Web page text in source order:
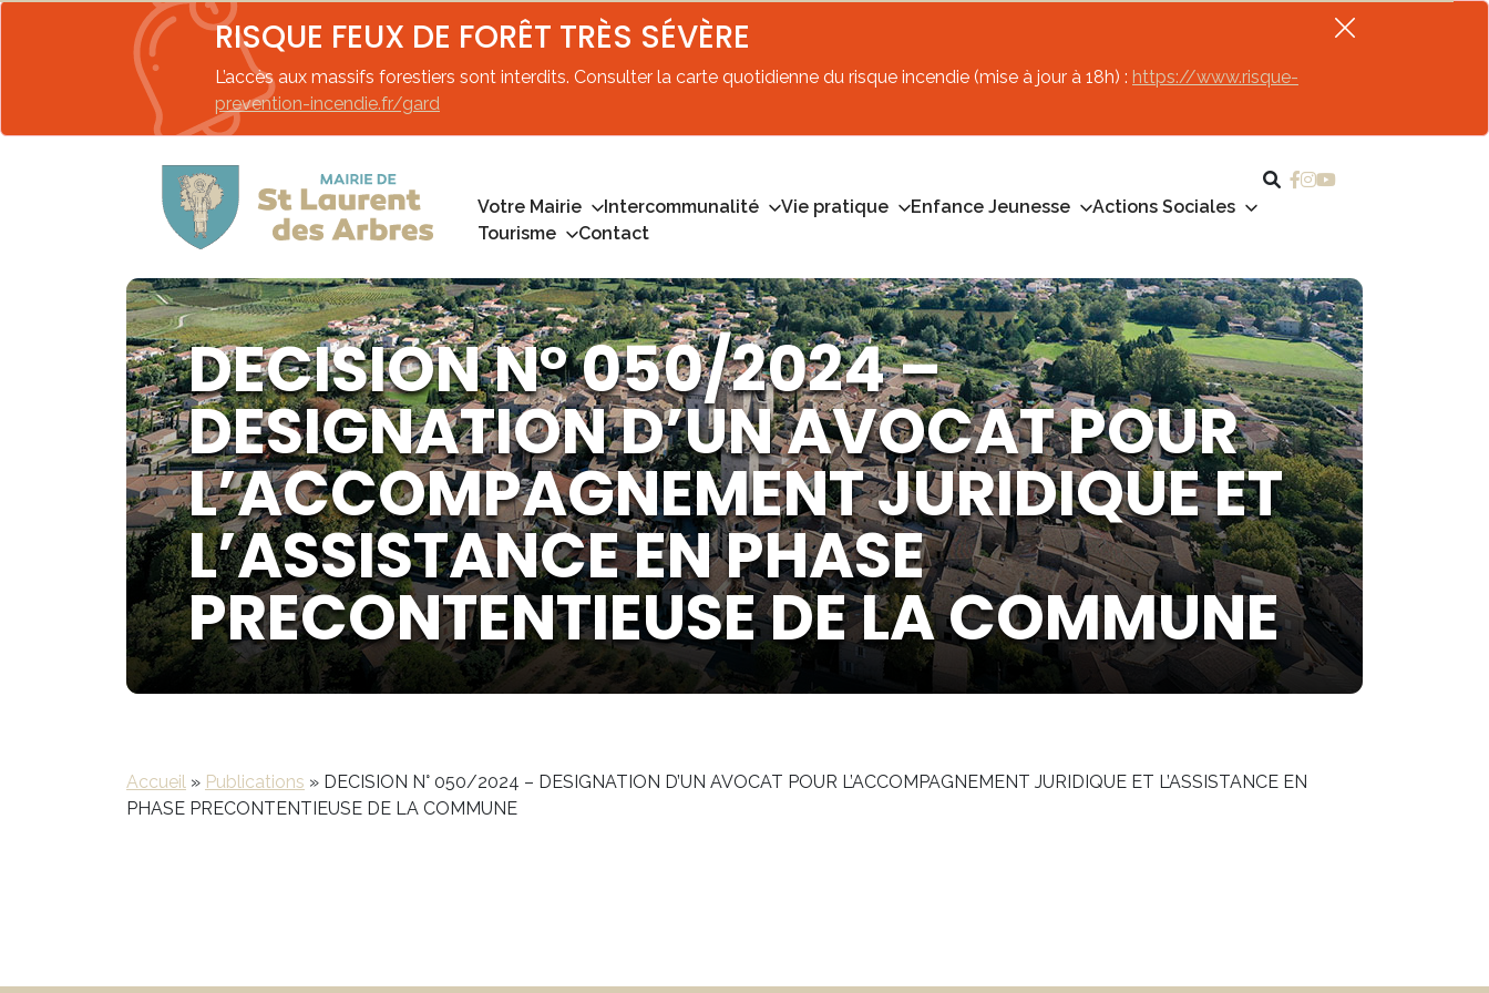
RISQUE FEUX DE FORÊT TRÈS SÉVÈRE
L’accès aux massifs forestiers sont interdits. Consulter la carte quotidienne du risque incendie (mise à jour à 18h) : https://www.risque-
prevention-incendie.fr/gard
Votre Mairie Intercommunalité Vie pratique Enfance Jeunesse
Actions Sociales
Tourisme
Contact
DECISION N° 050/2024 –
DESIGNATION D’UN AVOCAT POUR
L’ACCOMPAGNEMENT JURIDIQUE ET
L’ASSISTANCE EN PHASE
PRECONTENTIEUSE DE LA COMMUNE
Accueil » Publications » DECISION N° 050/2024 – DESIGNATION D’UN AVOCAT POUR L’ACCOMPAGNEMENT JURIDIQUE ET L’ASSISTANCE EN
PHASE PRECONTENTIEUSE DE LA COMMUNE